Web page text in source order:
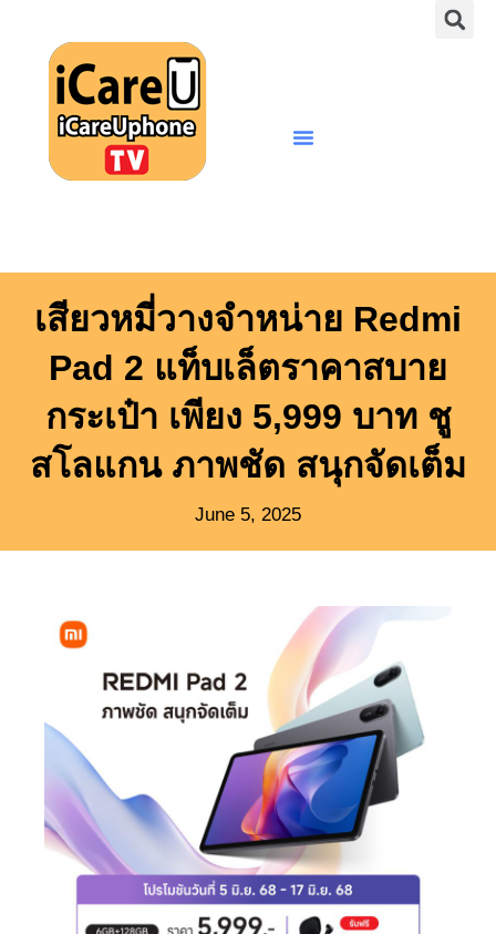
content
เสียวหมี่วางจำหน่าย Redmi
Pad 2 แท็บเล็ตราคาสบาย
กระเป๋า เพียง 5,999 บาท ชู
สโลแกน ภาพชัด สนุกจัดเต็ม
June 5, 2025